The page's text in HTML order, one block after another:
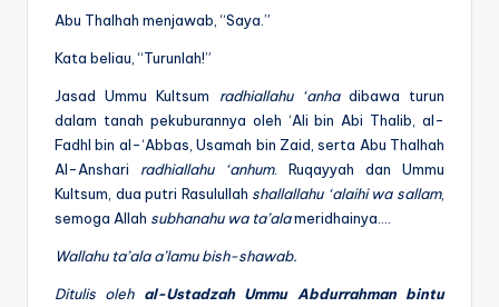
Abu Thalhah menjawab, “Saya.”
Kata beliau, “Turunlah!”
Jasad Ummu Kultsum radhiallahu ‘anhadibawa turun
dalam tanah pekuburannya oleh ‘Ali bin Abi Thalib, al-
Fadhl bin al-‘Abbas, Usamah bin Zaid, serta Abu Thalhah
Al-Anshari radhiallahu ‘anhum. Ruqayyah dan Ummu
Kultsum, dua putri Rasulullah shallallahu ‘alaihi wa sallam,
semoga Allah subhanahu wa ta’alameridhainya….
Wallahu ta’ala a’lamu bish-shawab.
Ditulis oleh al-Ustadzah Ummu Abdurrahman bintu